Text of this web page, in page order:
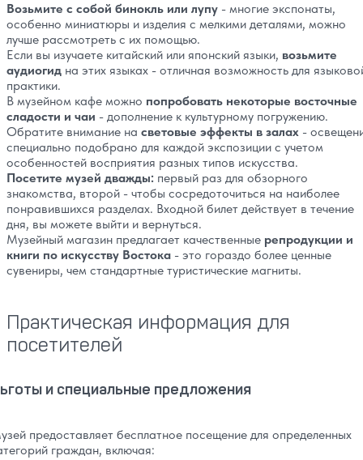
Возьмите с собой бинокль или лупу - многие экспонаты,
особенно миниатюры и изделия с мелкими деталями, можно
лучше рассмотреть с их помощью.
Если вы изучаете китайский или японский языки, возьмите
аудиогид на этих языках - отличная возможность для
практики.
В музейном кафе можно попробовать некоторые восточные
сладости и чаи - дополнение к культурному погружению.
Обратите внимание на световые эффекты в залах -
специально подобрано для каждой экспозиции с учетом
особенностей восприятия разных типов искусства.
Посетите музей дважды: первый раз для обзорного
знакомства, второй - чтобы сосредоточиться на наиболее
понравившихся разделах. Входной билет действует в течение
дня, вы можете выйти и вернуться.
Музейный магазин предлагает качественные репродукции и
книги по искусству Востока - это гораздо более ценные
сувениры, чем стандартные туристические магниты.
Практическая информация для
посетителей
и специальные предложения
предоставляет бесплатное посещение для определенных
граждан, включая: